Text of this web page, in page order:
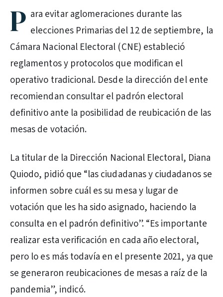
P ara evitar aglomeraciones durante las
elecciones Primarias del 12 de septiembre, la
Cámara Nacional Electoral (CNE) estableció
reglamentos y protocolos que modifican el
operativo tradicional. Desde la dirección del ente
recomiendan consultar el padrón electoral
definitivo ante la posibilidad de reubicación de las
mesas de votación.
La titular de la Dirección Nacional Electoral, Diana
Quiodo, pidió que “las ciudadanas y ciudadanos se
informen sobre cuál es su mesa y lugar de
votación que les ha sido asignado, haciendo la
consulta en el padrón definitivo”. “Es importante
realizar esta verificación en cada año electoral,
pero lo es más todavía en el presente 2021, ya que
se generaron reubicaciones de mesas a raíz de la
pandemia”, indicó.